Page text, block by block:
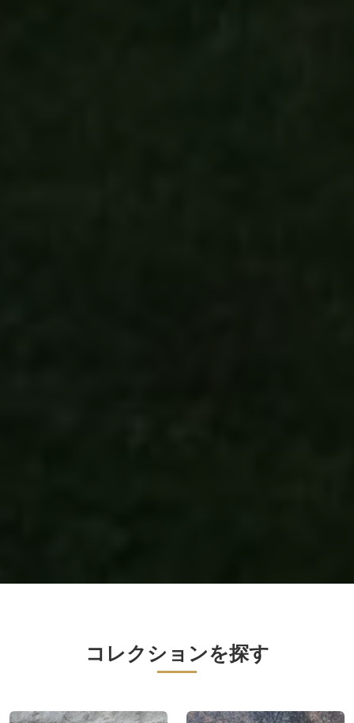
コレクションを探す